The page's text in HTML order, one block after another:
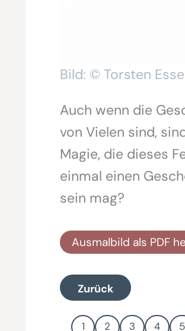
Bild: © Torsten
Auch wenn die
von Vielen sind,
Magie, die dieses
einmal einen
sein mag?
Ausmalbild als PDF
Zurück
1 2 3 4 5